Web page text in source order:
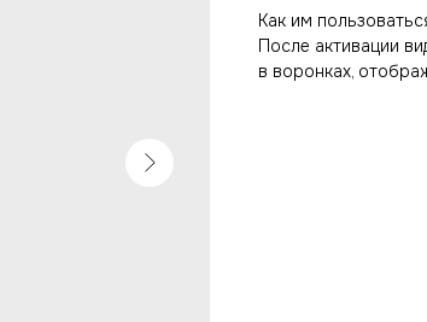
Как им
После активации
в воронках,